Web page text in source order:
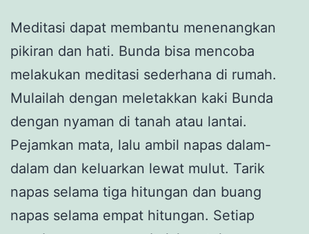
Meditasi dapat membantu menenangkan
pikiran dan hati. Bunda bisa mencoba
melakukan meditasi sederhana di rumah.
Mulailah dengan meletakkan kaki Bunda
dengan nyaman di tanah atau lantai.
Pejamkan mata, lalu ambil napas dalam-
dalam dan keluarkan lewat mulut. Tarik
napas selama tiga hitungan dan buang
napas selama empat hitungan. Setiap